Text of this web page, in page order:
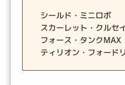
シールド・ミニロボ
スカーレット・クルセ
フォース・タンクMAX
ティリオン・フォード